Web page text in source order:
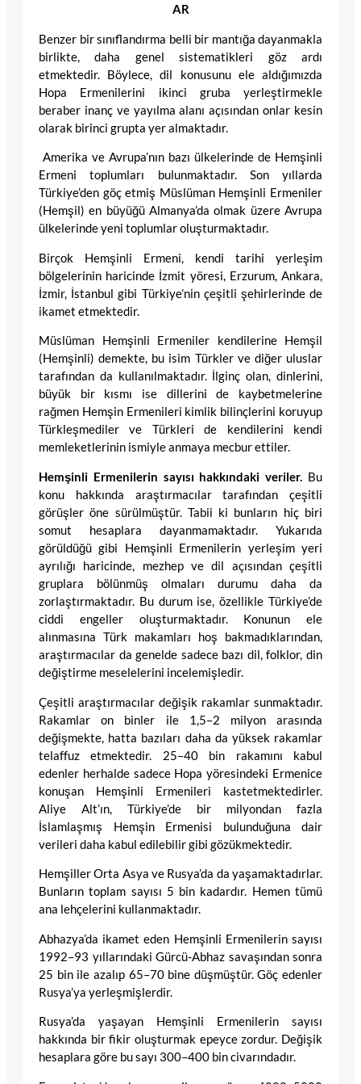
AR
Benzer bir sınıflandırma belli bir mantığa dayanmakla
birlikte, daha genel sistematikleri göz ardı
etmektedir. Böylece, dil konusunu ele aldığımızda
Hopa Ermenilerini ikinci gruba yerleştirmekle
beraber inanç ve yayılma alanı açısından onlar kesin
olarak birinci grupta yer almaktadır.
Amerika ve Avrupa’nın bazı ülkelerinde de Hemşinli
Ermeni toplumları bulunmaktadır. Son yıllarda
Türkiye’den göç etmiş Müslüman Hemşinli Ermeniler
(Hemşil) en büyüğü Almanya’da olmak üzere Avrupa
ülkelerinde yeni toplumlar oluşturmaktadır.
Birçok Hemşinli Ermeni, kendi tarihi yerleşim
bölgelerinin haricinde İzmit yöresi, Erzurum, Ankara,
İzmir, İstanbul gibi Türkiye’nin çeşitli şehirlerinde de
ikamet etmektedir.
Müslüman Hemşinli Ermeniler kendilerine Hemşil
(Hemşinli) demekte, bu isim Türkler ve diğer uluslar
tarafından da kullanılmaktadır. İlginç olan, dinlerini,
büyük bir kısmı ise dillerini de kaybetmelerine
rağmen Hemşin Ermenileri kimlik bilinçlerini koruyup
Türkleşmediler ve Türkleri de kendilerini kendi
memleketlerinin ismiyle anmaya mecbur ettiler.
Hemşinli Ermenilerin sayısı hakkındaki veriler. Bu
konu hakkında araştırmacılar tarafından çeşitli
görüşler öne sürülmüştür. Tabii ki bunların hiç biri
somut hesaplara dayanmamaktadır. Yukarıda
görüldüğü gibi Hemşinli Ermenilerin yerleşim yeri
ayrılığı haricinde, mezhep ve dil açısından çeşitli
gruplara bölünmüş olmaları durumu daha da
zorlaştırmaktadır. Bu durum ise, özellikle Türkiye’de
ciddi engeller oluşturmaktadır. Konunun ele
alınmasına Türk makamları hoş bakmadıklarından,
araştırmacılar da genelde sadece bazı dil, folklor, din
değiştirme meselelerini incelemişledir.
Çeşitli araştırmacılar değişik rakamlar sunmaktadır.
Rakamlar on binler ile 1,5–2 milyon arasında
değişmekte, hatta bazıları daha da yüksek rakamlar
telaffuz etmektedir. 25–40 bin rakamını kabul
edenler herhalde sadece Hopa yöresindeki Ermenice
konuşan Hemşinli Ermenileri kastetmektedirler.
Aliye Alt’ın, Türkiye’de bir milyondan fazla
İslamlaşmış Hemşin Ermenisi bulunduğuna dair
verileri daha kabul edilebilir gibi gözükmektedir.
Hemşiller Orta Asya ve Rusya’da da yaşamaktadırlar.
Bunların toplam sayısı 5 bin kadardır. Hemen tümü
ana lehçelerini kullanmaktadır.
Abhazya’da ikamet eden Hemşinli Ermenilerin sayısı
1992–93 yıllarındaki Gürcü-Abhaz savaşından sonra
25 bin ile azalıp 65–70 bine düşmüştür. Göç edenler
Rusya’ya yerleşmişlerdir.
Rusya’da yaşayan Hemşinli Ermenilerin sayısı
hakkında bir fikir oluşturmak epeyce zordur. Değişik
hesaplara göre bu sayı 300–400 bin civarındadır.